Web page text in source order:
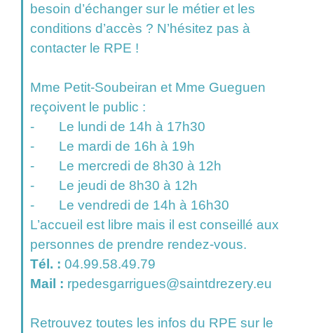
besoin d’échanger sur le métier et les
conditions d’accès ? N’hésitez pas à
contacter le RPE !
Mme Petit-Soubeiran et Mme Gueguen
reçoivent le public :
- Le lundi de 14h à 17h30
- Le mardi de 16h à 19h
- Le mercredi de 8h30 à 12h
- Le jeudi de 8h30 à 12h
- Le vendredi de 14h à 16h30
L’accueil est libre mais il est conseillé aux
personnes de prendre rendez-vous.
Tél. : 04.99.58.49.79
Mail : rpedesgarrigues@saintdrezery.eu
Retrouvez toutes les infos du RPE sur le